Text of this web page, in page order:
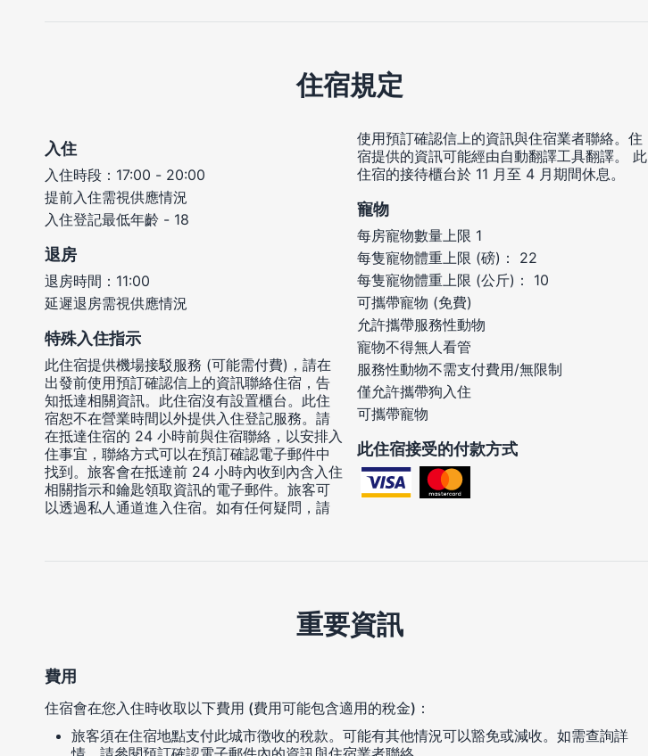
住宿規定
入住
入住時段：17:00 - 20:00
提前入住需視供應情況
入住登記最低年齡 - 18
退房
退房時間：11:00
延遲退房需視供應情況
特殊入住指示
此住宿提供機場接駁服務 (可能需付費)，請在
出發前使用預訂確認信上的資訊聯絡住宿，告
知抵達相關資訊。此住宿沒有設置櫃台。此住
宿恕不在營業時間以外提供入住登記服務。請
在抵達住宿的 24 小時前與住宿聯絡，以安排入
住事宜，聯絡方式可以在預訂確認電子郵件中
找到。旅客會在抵達前 24 小時內收到內含入住
相關指示和鑰匙領取資訊的電子郵件。旅客可
以透過私人通道進入住宿。如有任何疑問，請
使用預訂確認信上的資訊與住宿業者聯絡。住
宿提供的資訊可能經由自動翻譯工具翻譯。 此
住宿的接待櫃台於 11 月至 4 月期間休息。
寵物
每房寵物數量上限 1
每隻寵物體重上限 (磅)： 22
每隻寵物體重上限 (公斤)： 10
可攜帶寵物 (免費)
允許攜帶服務性動物
寵物不得無人看管
服務性動物不需支付費用/無限制
僅允許攜帶狗入住
可攜帶寵物
此住宿接受的付款方式
重要資訊
費用
住宿會在您入住時收取以下費用 (費用可能包含適用的稅金)：
旅客須在住宿地點支付此城市徴收的稅款。可能有其他情況可以豁免或減收。如需查詢詳